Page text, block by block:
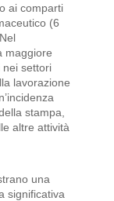
ai comparti
(6
maggiore
nei settori
lavorazione
stampa,
altre attività
una
significativa